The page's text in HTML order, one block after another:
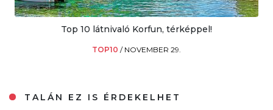
Top 10 látnivaló Korfun, térképpel!
TOP10 / NOVEMBER 29.
TALÁN EZ IS ÉRDEKELHET